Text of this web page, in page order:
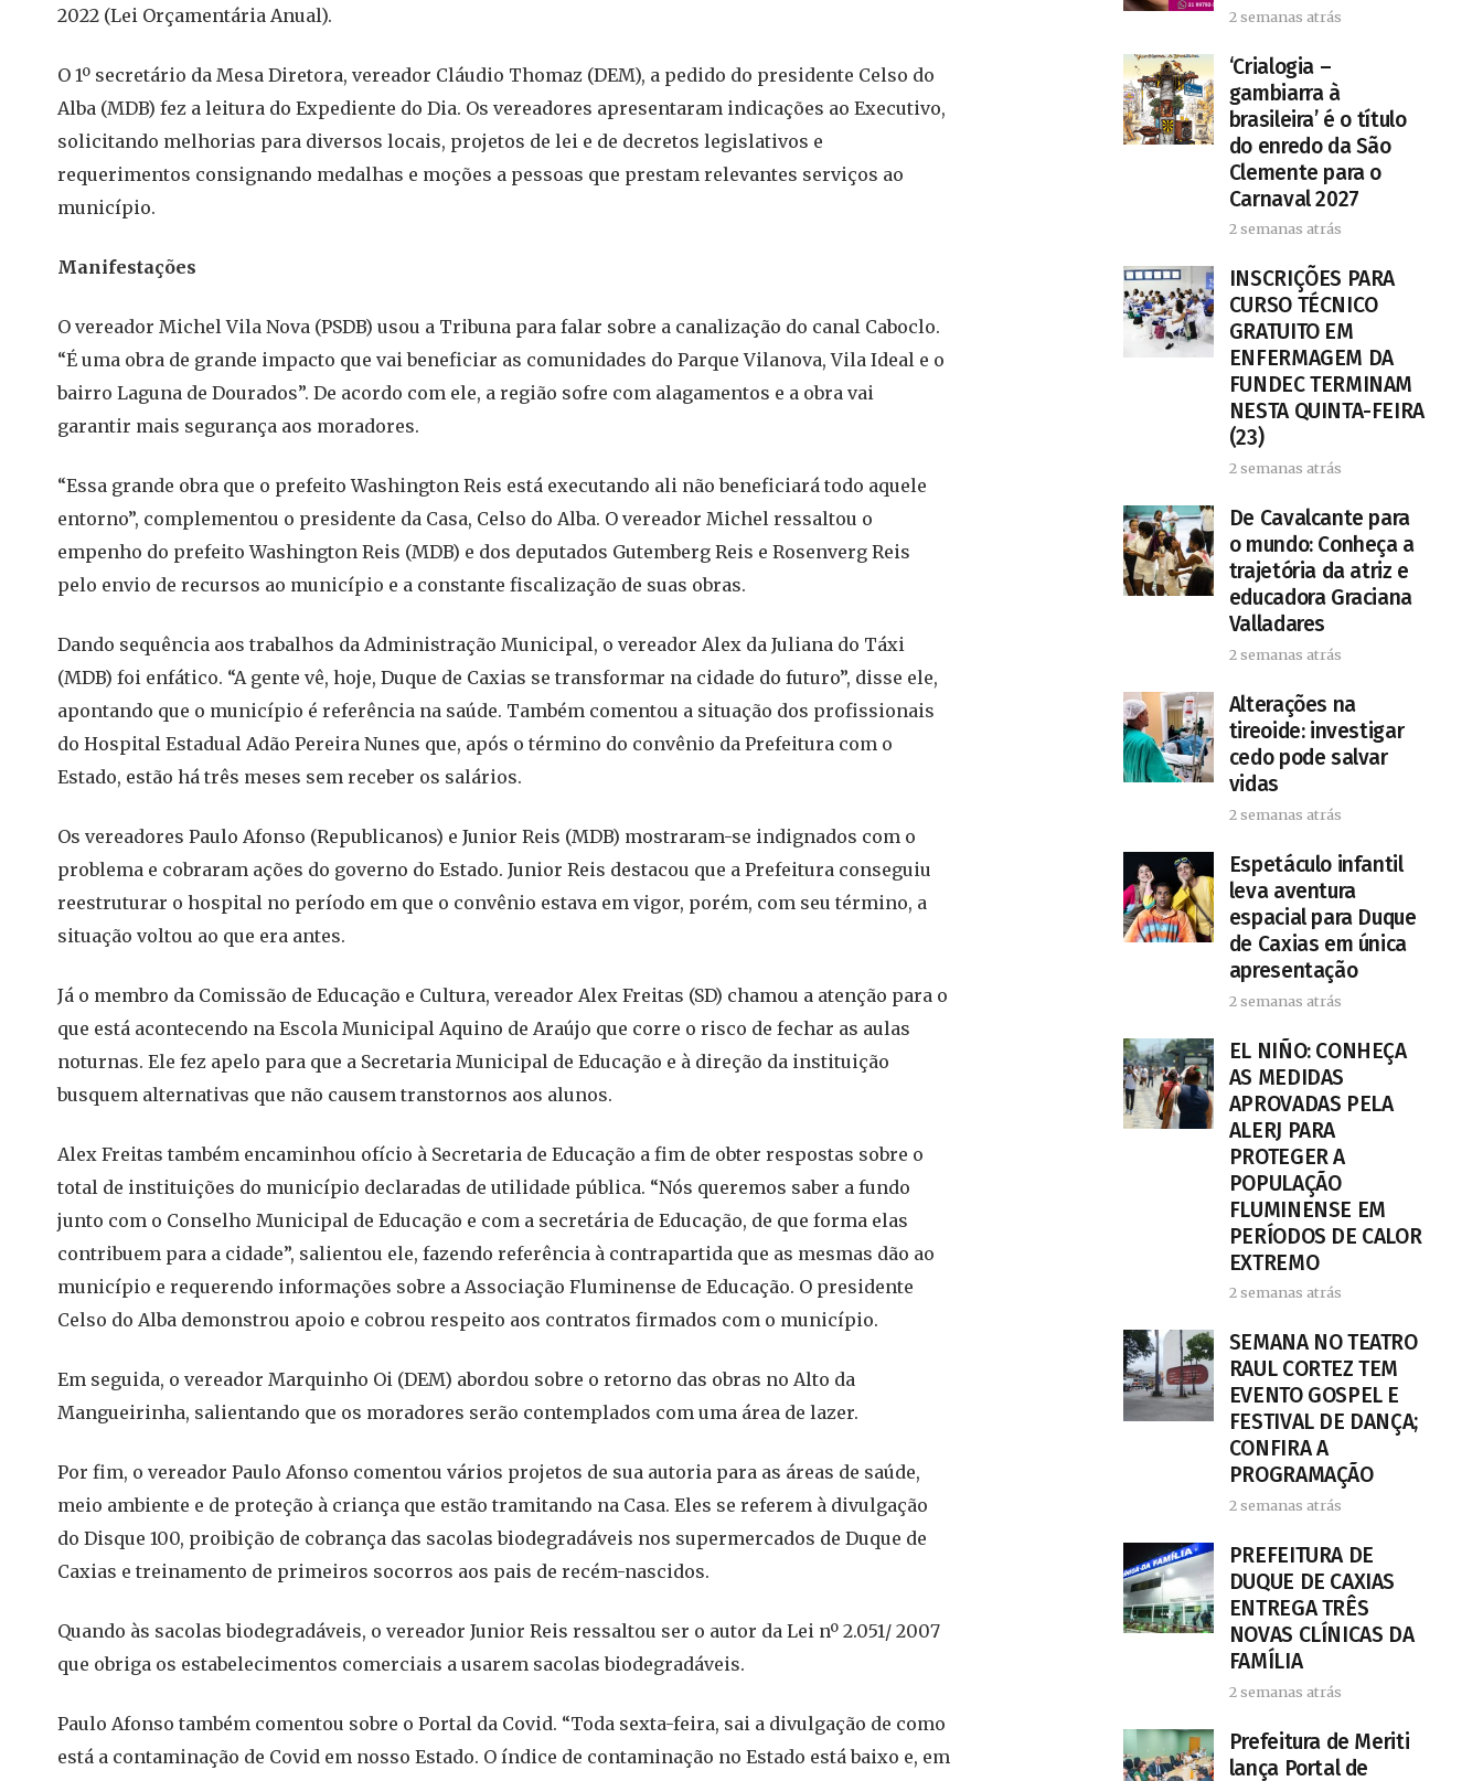
2022 (Lei Orçamentária Anual).
O 1º secretário da Mesa Diretora, vereador Cláudio Thomaz (DEM), a pedido do presidente Celso do
Alba (MDB) fez a leitura do Expediente do Dia. Os vereadores apresentaram indicações ao Executivo,
solicitando melhorias para diversos locais, projetos de lei e de decretos legislativos e
requerimentos consignando medalhas e moções a pessoas que prestam relevantes serviços ao
município.
Manifestações
O vereador Michel Vila Nova (PSDB) usou a Tribuna para falar sobre a canalização do canal Caboclo.
“É uma obra de grande impacto que vai beneficiar as comunidades do Parque Vilanova, Vila Ideal e o
bairro Laguna de Dourados”. De acordo com ele, a região sofre com alagamentos e a obra vai
garantir mais segurança aos moradores.
“Essa grande obra que o prefeito Washington Reis está executando ali não beneficiará todo aquele
entorno”, complementou o presidente da Casa, Celso do Alba. O vereador Michel ressaltou o
empenho do prefeito Washington Reis (MDB) e dos deputados Gutemberg Reis e Rosenverg Reis
pelo envio de recursos ao município e a constante fiscalização de suas obras.
Dando sequência aos trabalhos da Administração Municipal, o vereador Alex da Juliana do Táxi
(MDB) foi enfático. “A gente vê, hoje, Duque de Caxias se transformar na cidade do futuro”, disse ele,
apontando que o município é referência na saúde. Também comentou a situação dos profissionais
do Hospital Estadual Adão Pereira Nunes que, após o término do convênio da Prefeitura com o
Estado, estão há três meses sem receber os salários.
Os vereadores Paulo Afonso (Republicanos) e Junior Reis (MDB) mostraram-se indignados com o
problema e cobraram ações do governo do Estado. Junior Reis destacou que a Prefeitura conseguiu
reestruturar o hospital no período em que o convênio estava em vigor, porém, com seu término, a
situação voltou ao que era antes.
Já o membro da Comissão de Educação e Cultura, vereador Alex Freitas (SD) chamou a atenção para o
que está acontecendo na Escola Municipal Aquino de Araújo que corre o risco de fechar as aulas
noturnas. Ele fez apelo para que a Secretaria Municipal de Educação e à direção da instituição
busquem alternativas que não causem transtornos aos alunos.
Alex Freitas também encaminhou ofício à Secretaria de Educação a fim de obter respostas sobre o
total de instituições do município declaradas de utilidade pública. “Nós queremos saber a fundo
junto com o Conselho Municipal de Educação e com a secretária de Educação, de que forma elas
contribuem para a cidade”, salientou ele, fazendo referência à contrapartida que as mesmas dão ao
município e requerendo informações sobre a Associação Fluminense de Educação. O presidente
Celso do Alba demonstrou apoio e cobrou respeito aos contratos firmados com o município.
Em seguida, o vereador Marquinho Oi (DEM) abordou sobre o retorno das obras no Alto da
Mangueirinha, salientando que os moradores serão contemplados com uma área de lazer.
Por fim, o vereador Paulo Afonso comentou vários projetos de sua autoria para as áreas de saúde,
meio ambiente e de proteção à criança que estão tramitando na Casa. Eles se referem à divulgação
do Disque 100, proibição de cobrança das sacolas biodegradáveis nos supermercados de Duque de
Caxias e treinamento de primeiros socorros aos pais de recém-nascidos.
Quando às sacolas biodegradáveis, o vereador Junior Reis ressaltou ser o autor da Lei nº 2.051/ 2007
que obriga os estabelecimentos comerciais a usarem sacolas biodegradáveis.
Paulo Afonso também comentou sobre o Portal da Covid. “Toda sexta-feira, sai a divulgação de como
está a contaminação de Covid em nosso Estado. O índice de contaminação no Estado está baixo e, em
2 semanas atrás
‘Crialogia –
gambiarra à
brasileira’ é o título
do enredo da São
Clemente para o
Carnaval 2027
2 semanas atrás
INSCRIÇÕES PARA
CURSO TÉCNICO
GRATUITO EM
ENFERMAGEM DA
FUNDEC TERMINAM
NESTA QUINTA-FEIRA
(23)
2 semanas atrás
De Cavalcante para
o mundo: Conheça a
trajetória da atriz e
educadora Graciana
Valladares
2 semanas atrás
Alterações na
tireoide: investigar
cedo pode salvar
vidas
2 semanas atrás
​Espetáculo infantil
leva aventura
espacial para Duque
de Caxias em única
apresentação
2 semanas atrás
EL NIÑO: CONHEÇA
AS MEDIDAS
APROVADAS PELA
ALERJ PARA
PROTEGER A
POPULAÇÃO
FLUMINENSE EM
PERÍODOS DE CALOR
EXTREMO
2 semanas atrás
SEMANA NO TEATRO
RAUL CORTEZ TEM
EVENTO GOSPEL E
FESTIVAL DE DANÇA;
CONFIRA A
PROGRAMAÇÃO
2 semanas atrás
PREFEITURA DE
DUQUE DE CAXIAS
ENTREGA TRÊS
NOVAS CLÍNICAS DA
FAMÍLIA
2 semanas atrás
Prefeitura de Meriti
lança Portal de